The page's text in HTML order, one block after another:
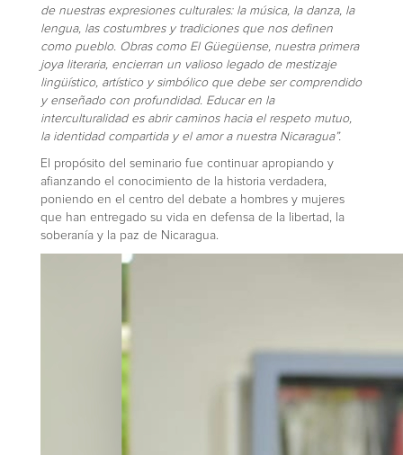
de nuestras expresiones culturales: la música, la danza, la
lengua, las costumbres y tradiciones que nos definen
como pueblo. Obras como El Güegüense, nuestra primera
joya literaria, encierran un valioso legado de mestizaje
lingüístico, artístico y simbólico que debe ser comprendido
y enseñado con profundidad. Educar en la
interculturalidad es abrir caminos hacia el respeto mutuo,
la identidad compartida y el amor a nuestra Nicaragua”.
El propósito del seminario fue continuar apropiando y
afianzando el conocimiento de la historia verdadera,
poniendo en el centro del debate a hombres y mujeres
que han entregado su vida en defensa de la libertad, la
soberanía y la paz de Nicaragua.